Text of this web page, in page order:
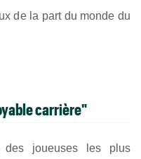
de la part du monde du
carrière"
joueuses les plus